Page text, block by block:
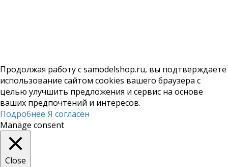
Продолжая работу с samodelshop.ru, вы подтверждаете
использование сайтом cookies вашего браузера с
целью улучшить предложения и сервис на основе
ваших предпочтений и интересов.
Подробнее Я согласен
Manage consent
Close